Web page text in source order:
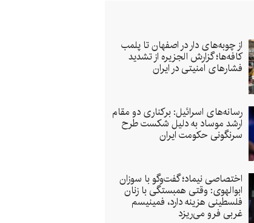
از چوبه‌های دار در اصفهان تا پلمب
کافه‌ها؛ گزارش الجزیره از تشدید
فشارهای امنیتی در ایران
رسانه‌های اسرائیل: برکناری دو مقام
ارشد موساد به دلیل شکست طرح
سرنگونی حکومت ایران
اختصاصی نیماد؛ گفت‌وگو با سوزان
ابوالهوی: وقتی همبستگی با زنان
فلسطینی هزینه دارد، فمینیسم
غربی فرو می‌ریزد